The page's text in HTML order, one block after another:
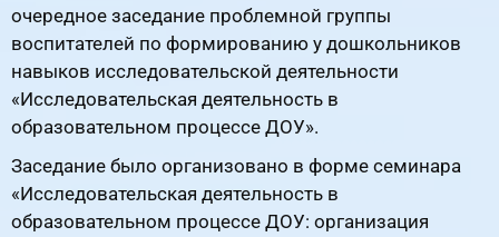
очередное заседание проблемной группы
воспитателей по формированию у дошкольников
навыков исследовательской деятельности
«Исследовательская деятельность в
образовательном процессе ДОУ».
Заседание было организовано в форме семинара
«Исследовательская деятельность в
образовательном процессе ДОУ: организация